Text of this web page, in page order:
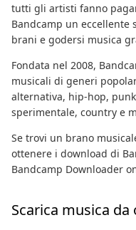
tutti gli artisti fanno
Bandcamp un eccellente
brani e godersi musica
Fondata nel 2008,
musicali di generi
alternativa, hip-hop,
sperimentale, country e
Se trovi un brano
ottenere i download di
Bandcamp Downloader
Scarica musica